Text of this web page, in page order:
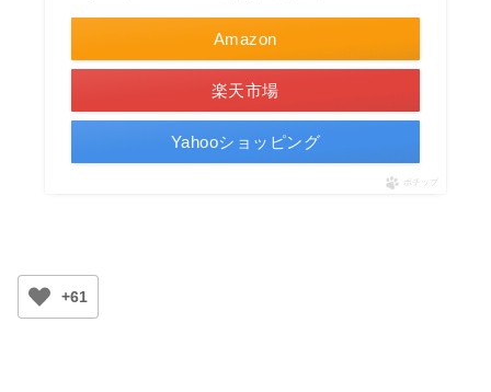
Amazon
楽天市場
Yahooショッピング
ポチップ
+61